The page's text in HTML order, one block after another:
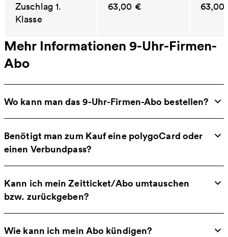
Zuschlag 1.
Klasse
63,00 € 63,00
Mehr Informationen 9-Uhr-Firmen-
Abo
Wo kann man das 9-Uhr-Firmen-Abo bestellen?
Benötigt man zum Kauf eine polygoCard oder
einen Verbundpass?
Kann ich mein Zeitticket/Abo umtauschen
bzw. zurückgeben?
Wie kann ich mein Abo kündigen?